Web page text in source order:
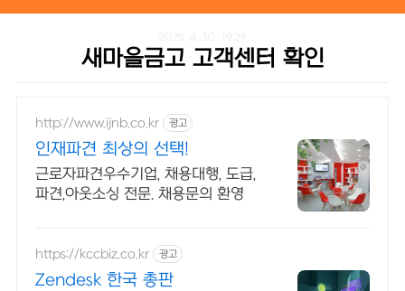
새마을금고 고객센터 확인
http://www.ijnb.co.kr 광고
인재파견 최상의 선택!
근로자파견우수기업, 채용대행, 도급,
파견,아웃소싱 전문. 채용문의 환영
https://kccbiz.co.kr 광고
Zendesk 한국 총판